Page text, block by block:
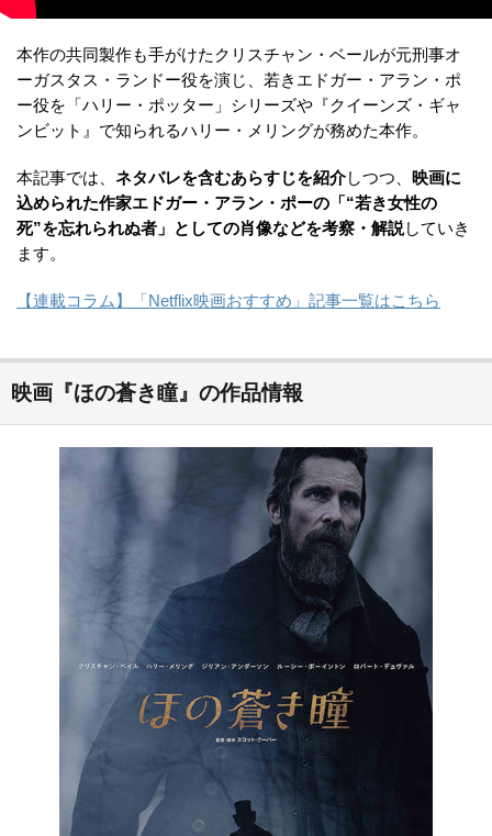
本作の共同製作も手がけたクリスチャン・ベールが元刑事オ
ーガスタス・ランドー役を演じ、若きエドガー・アラン・ポ
ー役を「ハリー・ポッター」シリーズや『クイーンズ・ギャ
ンビット』で知られるハリー・メリングが務めた本作。
本記事では、 ネタバレを含むあらすじを紹介しつつ、
映画に
込められた作家エドガー・アラン・ポーの「“若き女性の
死”を忘れられぬ者」としての肖像などを考察・解説していき
ます。
【連載コラム】「Netflix映画おすすめ」記事一覧はこちら
映画『ほの蒼き瞳』の作品情報